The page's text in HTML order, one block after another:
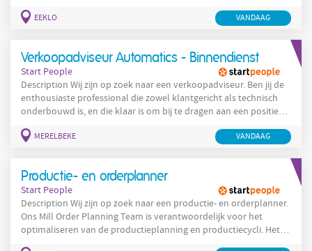
(50%). Bestellingen worden nauwkeurig verwerkt en geleverd
EEKLO VANDAAG
Verkoopadviseur Automatics - Binnendienst
Start People
Description Wij zijn op zoek naar een verkoopadviseur. Ben jij de
enthousiaste professional die zowel klantgericht als technisch
onderbouwd is, en die klaar is om bij te dragen aan een positieve
hiernaast ook bijdragen aan het succes van een groeiende
Vanop
MERELBEKE VANDAAG
Productie- en orderplanner
Start People
Description Wij zijn op zoek naar een productie- en orderplanner.
Ons Mill Order Planning Team is verantwoordelijk voor het
optimaliseren van de productieplanning en productiecycli. Het